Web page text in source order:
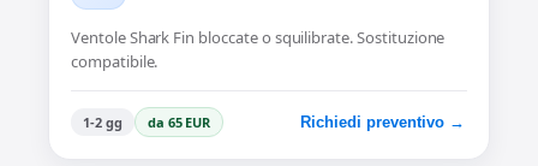
Ventole Shark Fin bloccate o squilibrate. Sostituzione
compatibile.
1-2 gg da 65 EUR Richiedi preventivo →